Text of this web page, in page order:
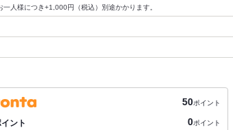
人様につき+1,000円（税込）別途かかります。
50ポイント
ント 0ポイント